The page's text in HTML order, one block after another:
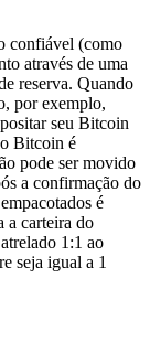
confiável (como
através de uma
reserva. Quando
por exemplo,
seu Bitcoin
Bitcoin é
pode ser movido
a confirmação do
é
a carteira do
1:1 ao
seja igual a 1